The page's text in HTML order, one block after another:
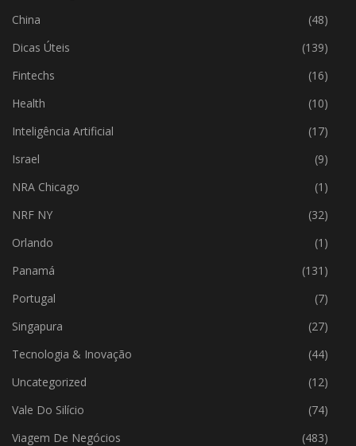
China
(48)
Dicas Úteis
(139)
Fintechs
(16)
Health
(10)
Inteligência Artificial
(17)
Israel
(9)
NRA Chicago
(1)
NRF NY
(32)
Orlando
(1)
Panamá
(131)
Portugal
(7)
Singapura
(27)
Tecnologia & Inovação
(44)
Uncategorized
(12)
Vale Do Silício
(74)
Viagem De Negócios
(483)